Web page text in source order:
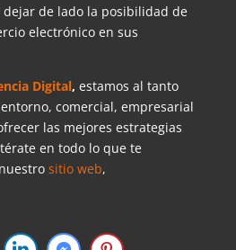
dejar de lado la posibilidad de
electrónico en sus
Digital, estamos al tanto
comercial, empresarial
las mejores estrategias
en todo lo que te
sitio web,